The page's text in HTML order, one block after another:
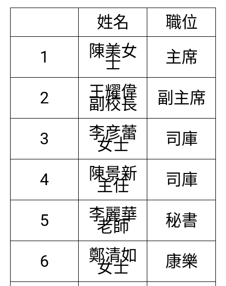
姓名
職位
1
陳美女
士 主席
2 王耀偉
副校長 副主席
3 李彦蕾
女士 司庫
4 陳景新
主任 司庫
5 李麗華
老師 秘書
6 鄭清如
女士 康樂